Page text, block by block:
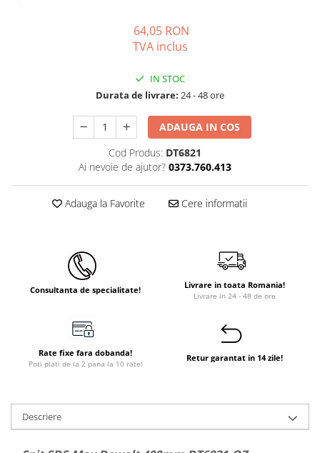
Vase de expansiune termice
Detectoare si regulatoare de gaz si
Producere apa calda menajera
Rezervoare de acumulare
Instant apa calda pe gaz / GPL
Panouri solare si fotovoltaice
Panouri solare plane
Echipamente pentru panouri
Panouri solare fotovoltaice
Aparate de aer conditionat
Perdele de aer
Chillere
Rooftop-uri pentru racire si
64,05 RON
TVA inclus
IN STOC
Durata de livrare: 24 - 48 ore
ADAUGA IN COS
Cod Produs: DT6821
Ai nevoie de ajutor? 0373.760.413
Adauga la Favorite Cere informatii
Consultanta de specialitate! Livrare in toata Romania!
Livrare in 24 - 48 de ore
Rate fixe fara dobanda!
Poti plati de la 2 pana la 10 rate!
Retur garantat in 14 zile!
Descriere